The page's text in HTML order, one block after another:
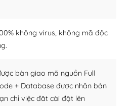
không virus, không mã độc
bàn giao mã nguồn Full
+ Database được nhân bản
chỉ việc đăt cài đặt lên